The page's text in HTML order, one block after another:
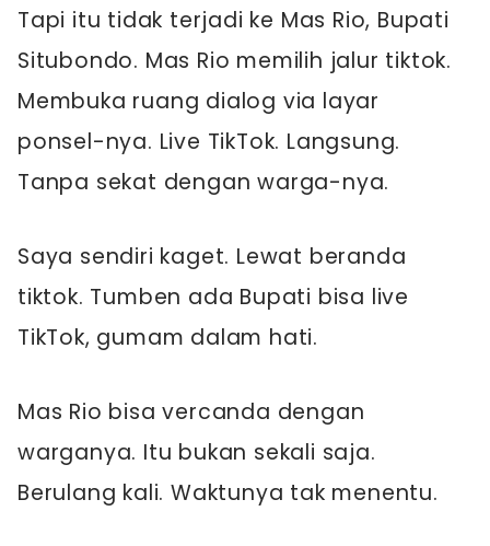
Tapi itu tidak terjadi ke Mas Rio, Bupati
Situbondo. Mas Rio memilih jalur tiktok.
Membuka ruang dialog via layar
ponsel-nya. Live TikTok. Langsung.
Tanpa sekat dengan warga-nya.
Saya sendiri kaget. Lewat beranda
tiktok. Tumben ada Bupati bisa live
TikTok, gumam dalam hati.
Mas Rio bisa vercanda dengan
warganya. Itu bukan sekali saja.
Berulang kali. Waktunya tak menentu.